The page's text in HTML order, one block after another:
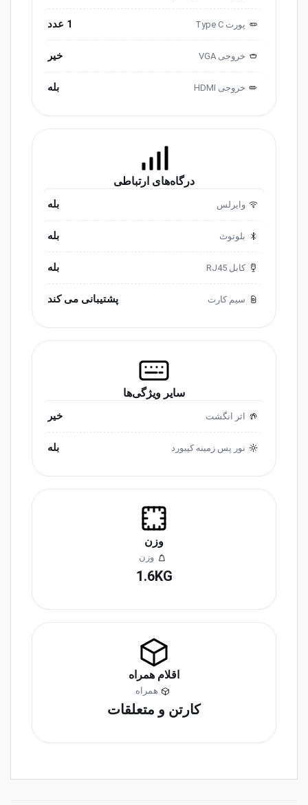
پورت ‌‌Type C 1 عدد
خروجی ‌VGA خیر
خروجی HDMI بله
درگاه‌های ارتباطی
وایرلس بله
بلوتوث بله
کابل RJ45 بله
سیم کارت پشتیبانی می کند
سایر ویژگی‌ها
اثر انگشت خیر
نور پس زمینه کیبورد بله
وزن
وزن
1.6KG
اقلام همراه
همراه
کارتن و متعلقات